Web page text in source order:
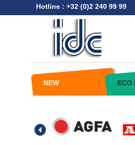
Hotline : +32 (0)2 240 99 99
NEW ECO